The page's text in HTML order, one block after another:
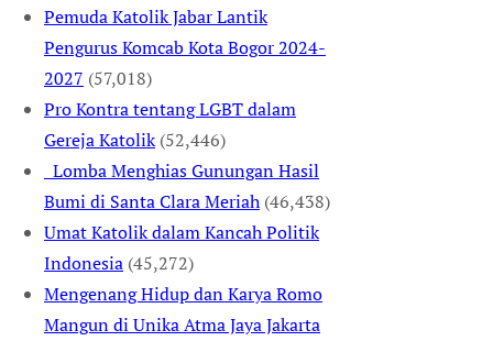
Pemuda Katolik Jabar Lantik
Pengurus Komcab Kota Bogor 2024-
2027 (57,018)
Pro Kontra tentang LGBT dalam
Gereja Katolik (52,446)
Lomba Menghias Gunungan Hasil
Bumi di Santa Clara Meriah (46,438)
Umat Katolik dalam Kancah Politik
Indonesia (45,272)
Mengenang Hidup dan Karya Romo
Mangun di Unika Atma Jaya Jakarta